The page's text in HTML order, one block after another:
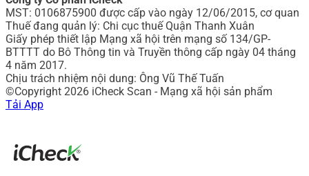
MST: 0106875900 được cấp vào ngày 12/06/2015, cơ quan
Thuế đang quản lý: Chi cục thuế Quận Thanh Xuân
Giấy phép thiết lập Mạng xã hội trên mạng số 134/GP-
BTTTT do Bô Thông tin và Truyền thông cấp ngày 04 tháng
4 năm 2017.
Chịu trách nhiệm nội dung: Ông Vũ Thế Tuấn
©Copyright 2026 iCheck Scan - Mạng xã hội sản phẩm
Tải App